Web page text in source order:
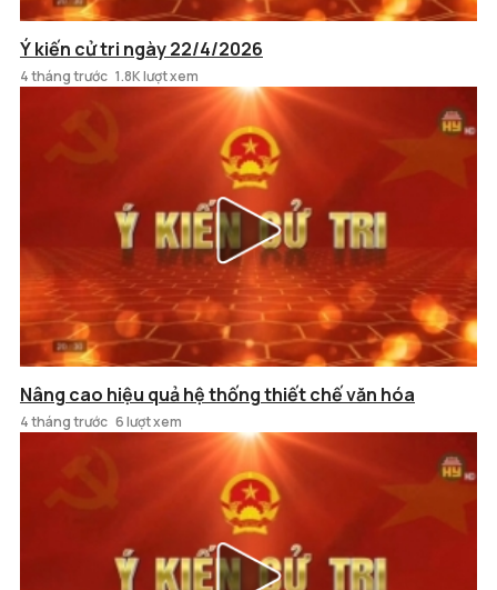
Ý kiến cử tri ngày 22/4/2026
4 tháng trước 1.8K lượt xem
Nâng cao hiệu quả hệ thống thiết chế văn hóa
4 tháng trước 6 lượt xem